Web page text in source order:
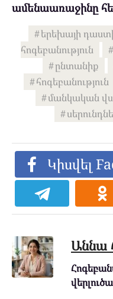
ամենաառաջինը
երեխայի
հոգեբանություն
ընտանիք
հոգեբանություն
մանկական
Կիսվել
Աննա